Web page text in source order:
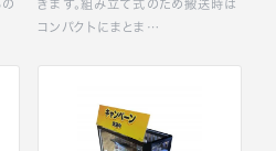
きます。組み立て式のため搬送時は
コンパクトにまとま…